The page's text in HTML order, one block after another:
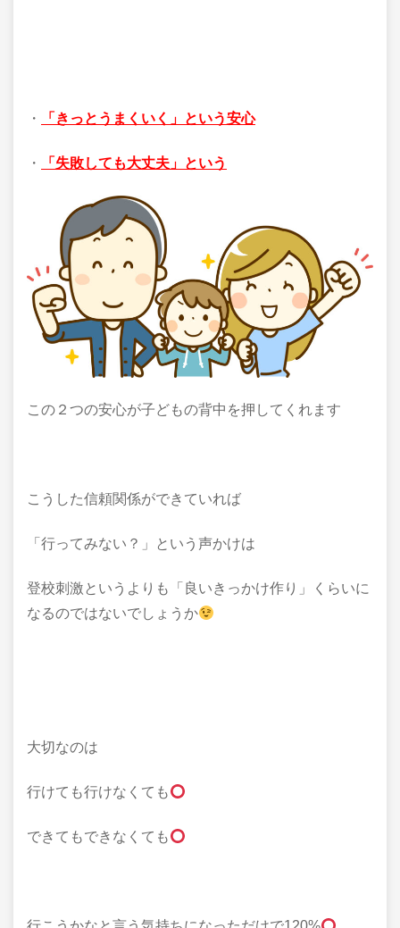
・ 「きっとうまくいく」という安心
・ 「失敗しても大丈夫」という
この２つの安心が子どもの背中を押してくれます
こうした信頼関係ができていれば
「行ってみない？」という声かけは
登校刺激というよりも「良いきっかけ作り」くらいに
なるのではないでしょうか
大切なのは
行けても行けなくても
できてもできなくても